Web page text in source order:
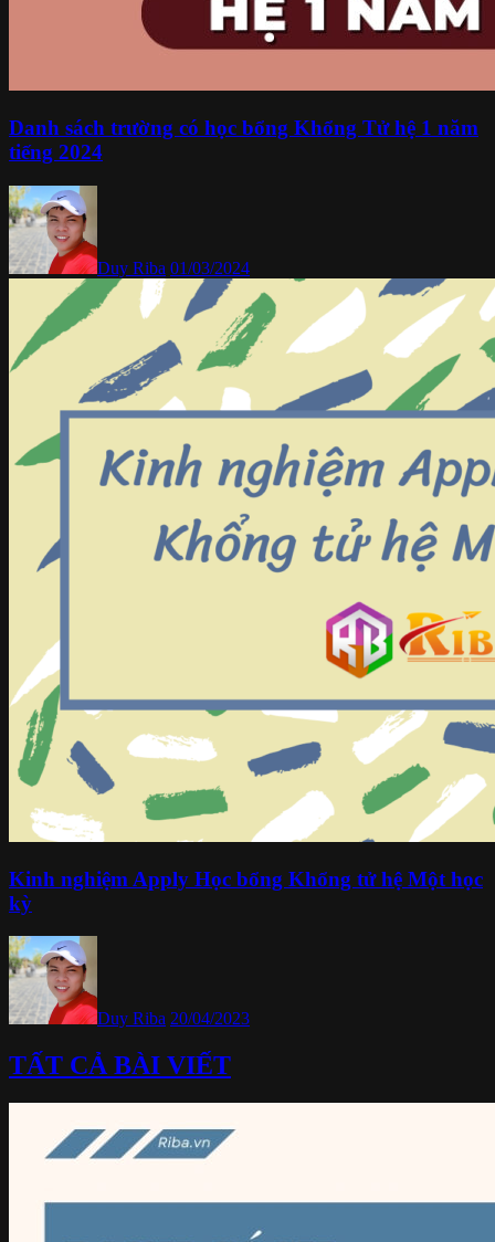
Danh sách trường có học bổng Khổng Tử hệ 1 năm
tiếng 2024
Duy Riba 01/03/2024
Kinh nghiệm Apply Học bổng Khổng tử hệ Một học
kỳ
Duy Riba 20/04/2023
TẤT CẢ BÀI VIẾT